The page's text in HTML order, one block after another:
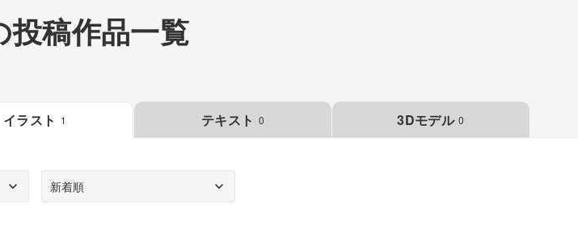
稿作品一覧
イラスト 1 テキスト 0 3Dモデル 0
新着順